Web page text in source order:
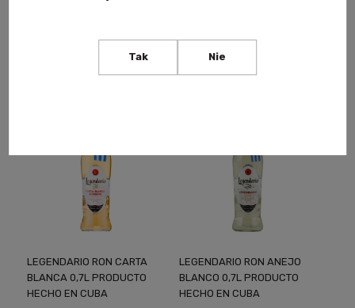
Notify of product
- +
LEGENDARIO RON CARTA
BLANCA 0,7L PRODUCTO
HECHO EN CUBA
LEGENDARIO RON ANEJO
BLANCO 0,7L PRODUCTO
HECHO EN CUBA
Tak Nie